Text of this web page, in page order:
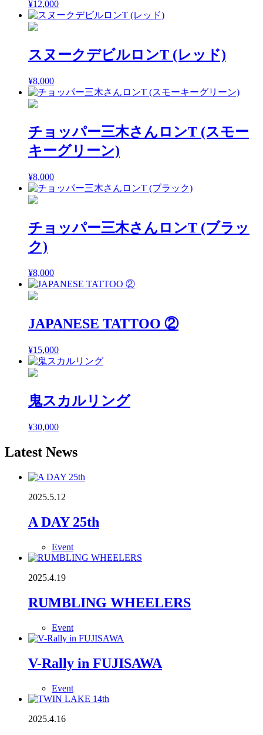
¥12,000
スヌークデビルロンT (レッド)
¥8,000
チョッパー三木さんロンT (スモー
キーグリーン)
¥8,000
チョッパー三木さんロンT (ブラッ
ク)
¥8,000
JAPANESE TATTOO ②
¥15,000
鬼スカルリング
¥30,000
Latest News
2025.5.12
A DAY 25th
Event
2025.4.19
RUMBLING WHEELERS
Event
V-Rally in FUJISAWA
Event
2025.4.16